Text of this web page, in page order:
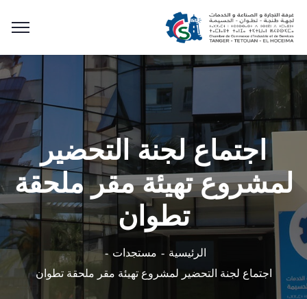
اجتماع لجنة التحضير
لمشروع تهيئة مقر ملحقة
تطوان
الرئيسية مستجدات
اجتماع لجنة التحضير لمشروع تهيئة مقر ملحقة تطوان